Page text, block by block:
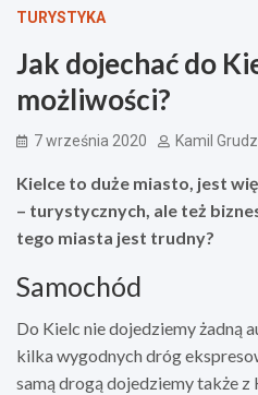
TURYSTYKA
Jak dojechać do
możliwości?
7 września 2020 Kamil
Kielce to duże miasto, jest
– turystycznych, ale też
tego miasta jest trudny?
Samochód
Do Kielc nie dojedziemy żadną
kilka wygodnych dróg
samą drogą dojedziemy także z